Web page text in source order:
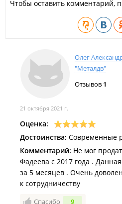
Чтобы оставить комментарий,
Олег
"Металдв"
Отзывов 1
21 октября 2021 г.
Оценка:
Достоинства: Современные
Комментарий: Не мог
Фадеева с 2017 года .
за 5 месяцев . Очень
к сотрудничеству
Спасибо 9